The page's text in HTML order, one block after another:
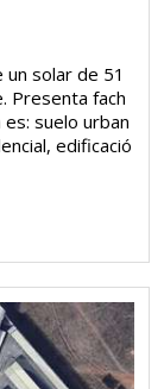
solar de 51
Presenta fach
es: suelo urban
edificació